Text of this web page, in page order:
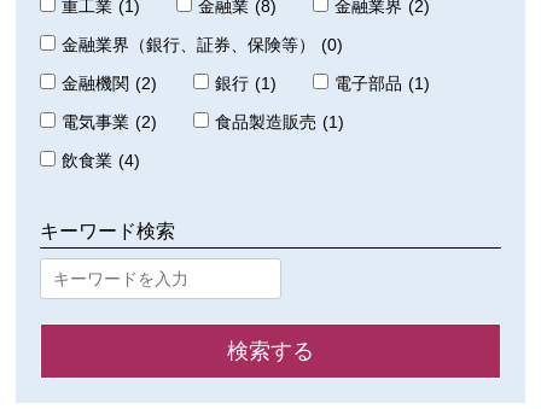
重工業 (1) 金融業 (8) 金融業界 (2)
金融業界（銀行、証券、保険等）
(0)
金融機関 (2) 銀行 (1) 電子部品 (1)
電気事業 (2) 食品製造販売 (1)
飲食業 (4)
キーワード検索